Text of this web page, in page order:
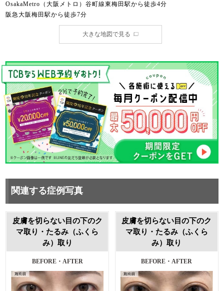
OsakaMetro（大阪メトロ）谷町線東梅田駅から徒歩4分
阪急大阪梅田駅から徒歩7分
大きな地図で見る
関連する症例写真
皮膚を切らない目の下のク
マ取り・たるみ（ふくら
み）取り
BEFORE・AFTER
皮膚を切らない目の下のク
マ取り・たるみ（ふくら
み）取り
BEFORE・AFTER